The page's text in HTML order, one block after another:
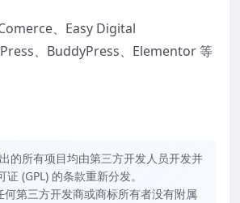
、Easy Digital
、BuddyPress、Elementor 等
的所有项目均由第三方开发人员开发并
(GPL) 的条款重新分发。
第三方开发商或商标所有者没有附属